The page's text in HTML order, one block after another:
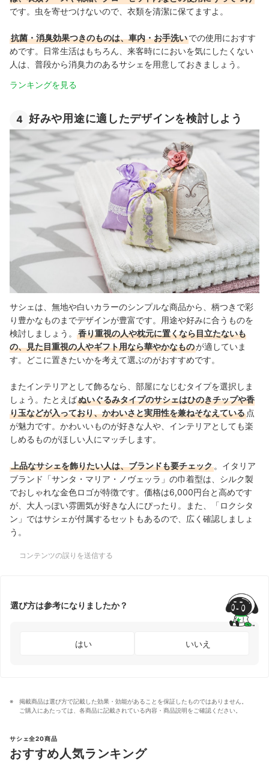
です。虫を寄せつけないので、衣類を清潔に保てますよ。
抗菌・消臭効果つきのものは、車内・お手洗いでの使用におすす
めです。日常生活はもちろん、来客時ににおいを気にしたくない
人は、普段から消臭力のあるサシェを用意しておきましょう。
ランキングを見る
4 好みや用途に適したデザインを検討しよう
サシェは、無地や白いカラーのシンプルな商品から、柄つきで彩
り豊かなものまでデザインが豊富です。用途や好みに合うものを
検討しましょう。
香り重視の人や枕元に置くなら目立たないも
の、見た目重視の人やギフト用なら華やかなものが適していま
す。どこに置きたいかを考えて選ぶのがおすすめです。
またインテリアとして飾るなら、部屋になじむタイプを選択しま
しょう。たとえばぬいぐるみタイプのサシェはひのきチップや香
り玉などが入っており、かわいさと実用性を兼ねそなえている 点
が魅力です。かわいいものが好きな人や、インテリアとしても楽
しめるものがほしい人にマッチします。
上品なサシェを飾りたい人は、ブランドも要チェック 。イタリア
ブランド「サンタ・マリア・ノヴェッラ」の巾着型は、シルク製
でおしゃれな金色ロゴが特徴です。価格は6,000円台と高めです
が、大人っぽい雰囲気が好きな人にぴったり。
また、「ロクシタ
ン」ではサシェが付属するセットもあるので、広く確認しましょ
う。
コンテンツの誤りを送信する
選び方は参考になりましたか？
はい いいえ
掲載商品は選び方で記載した効果・効能があることを保証したものではありません。
ご購入にあたっては、各商品に記載されている内容・商品説明をご確認ください。
サシェ全20商品
おすすめ人気ランキング